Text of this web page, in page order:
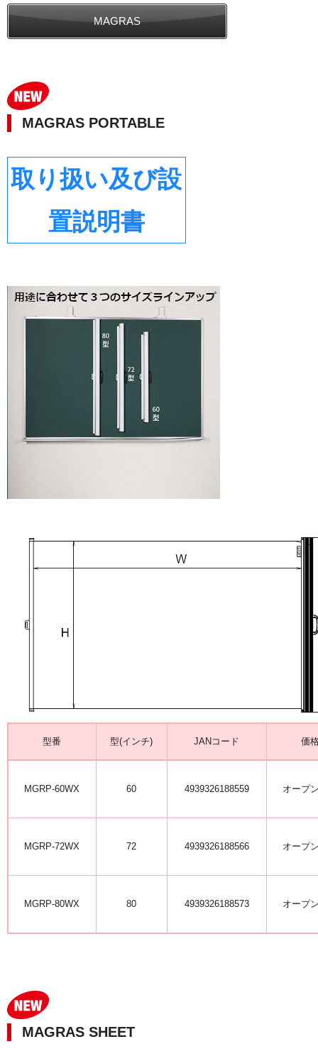
MAGRAS
MAGRAS PORTABLE
取り扱い及び設
置説明書
型番 型(インチ) JANコード 価
MGRP-60WX 60 4939326188559 オープ
MGRP-72WX 72 4939326188566 オープ
MGRP-80WX 80 4939326188573 オープ
MAGRAS SHEET